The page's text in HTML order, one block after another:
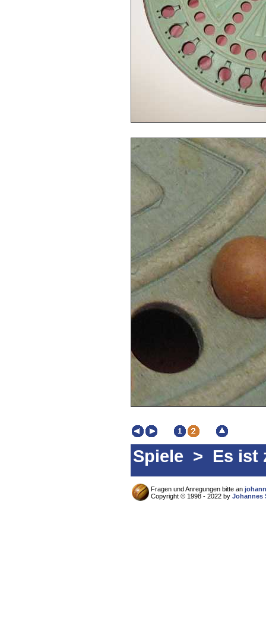
Spiele > Es ist
Fragen und Anregungen bitte an
Copyright © 1998 - 2022 by Johannes